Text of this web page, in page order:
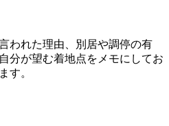
われた理由、別居や調停の有
分が望む着地点をメモにしてお
す。